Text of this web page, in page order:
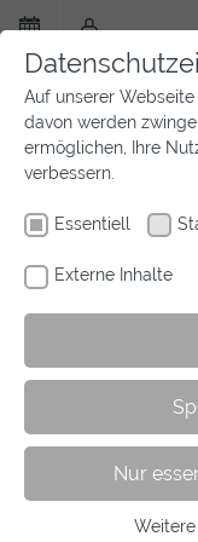
Zum
Hauptinhalt
springen
Sie
hier:
Auf unserer
davon werden
ermöglichen, Ihre
verbessern.
Essentiell
Externe Inhalte
Nur